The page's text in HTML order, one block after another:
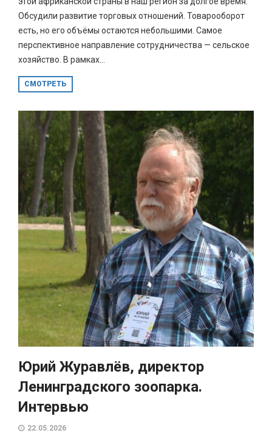
Обсудили развитие торговых отношений. Товарооборот
есть, но его объёмы остаются небольшими. Самое
перспективное направление сотрудничества — сельское
хозяйство. В рамках...
СМОТРЕТЬ
Юрий Журавлёв, директор
Ленинградского зоопарка.
Интервью
22.05.2026